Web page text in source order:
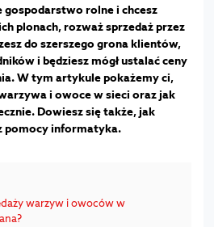
gospodarstwo rolne i chcesz
plonach, rozważ sprzedaż przez
do szerszego grona klientów,
i będziesz mógł ustalać ceny
W tym artykule pokażemy ci,
i owoce w sieci oraz jak
Dowiesz się także, jak
pomocy informatyka.
warzyw i owoców w